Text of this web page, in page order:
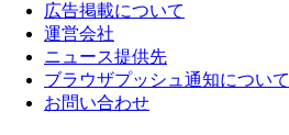
広告掲載について
運営会社
ニュース提供先
ブラウザプッシュ通知について
お問い合わせ